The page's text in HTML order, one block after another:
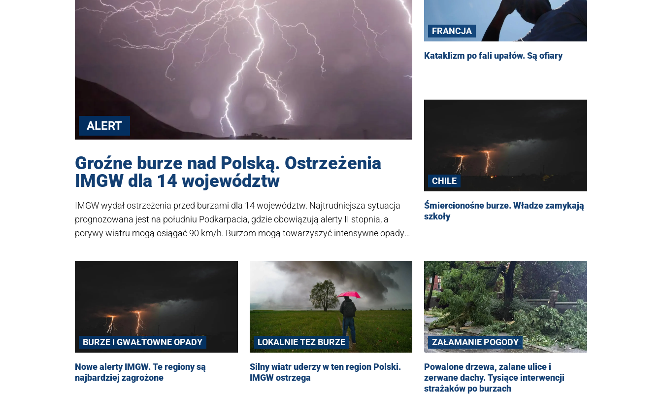
ALERT
Groźne burze nad Polską. Ostrzeżenia
IMGW dla 14 województw
IMGW wydał ostrzeżenia przed burzami dla 14 województw. Najtrudniejsza sytuacja
prognozowana jest na południu Podkarpacia, gdzie obowiązują alerty II stopnia, a
porywy wiatru mogą osiągać 90 km/h. Burzom mogą towarzyszyć intensywne opady
energii.
FRANCJA
Kataklizm po fali upałów. Są ofiary
CHILE
Śmiercionośne burze. Władze zamykają
szkoły
BURZE I GWAŁTOWNE OPADY
Nowe alerty IMGW. Te regiony są
najbardziej zagrożone
LOKALNIE TEŻ BURZE
Silny wiatr uderzy w ten region Polski.
IMGW ostrzega
ZAŁAMANIE POGODY
Powalone drzewa, zalane ulice i
zerwane dachy. Tysiące interwencji
strażaków po burzach